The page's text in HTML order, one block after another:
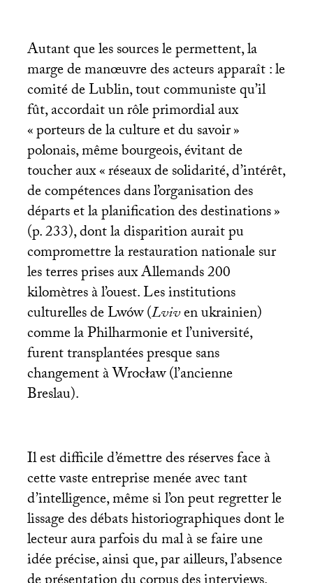
Autant que les sources le permettent, la
marge de manœuvre des acteurs apparaît : le
comité de Lublin, tout communiste qu’il
fût, accordait un rôle primordial aux
«porteurs de la culture et du savoir»
polonais, même bourgeois, évitant de
toucher aux «réseaux de solidarité, d’intérêt,
de compétences dans l’organisation des
départs et la planification des destinations»
(p. 233), dont la disparition aurait pu
compromettre la restauration nationale sur
les terres prises aux Allemands 200
kilomètres à l’ouest. Les institutions
culturelles de Lwów (Lviven ukrainien)
comme la Philharmonie et l’université,
furent transplantées presque sans
changement à Wrocław (l’ancienne
Breslau).
Il est difficile d’émettre des réserves face à
cette vaste entreprise menée avec tant
d’intelligence, même si l’on peut regretter le
lissage des débats historiographiques dont le
lecteur aura parfois du mal à se faire une
idée précise, ainsi que, par ailleurs, l’absence